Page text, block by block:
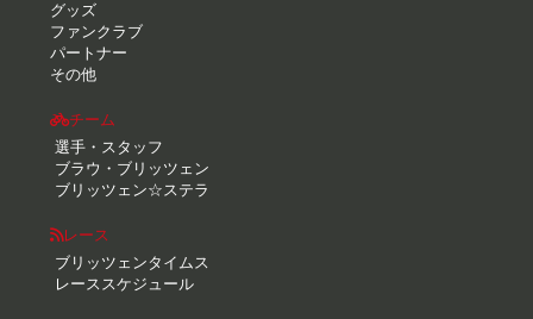
グッズ
ファンクラブ
パートナー
その他
チーム
選手・スタッフ
ブラウ・ブリッツェン
ブリッツェン☆ステラ
レース
ブリッツェンタイムス
レーススケジュール